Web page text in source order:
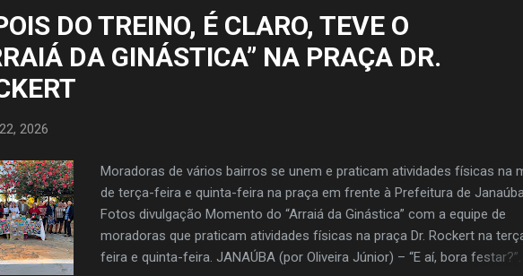
Após o roubo, os assaltantes fugiram. O fato foi repassado à Polícia
e aos demais órgãos que compõem o sistema de segurança pública. A
Polícia Militar de Minas Gerais realizou o policia...
DO TREINO, É CLARO, TEVE O
DA GINÁSTICA” NA PRAÇA DR.
2026
Moradoras de vários bairros se unem e praticam atividades físicas na
de terça-feira e quinta-feira na praça em frente à Prefeitura de
Fotos divulgação Momento do “Arraiá da Ginástica” com a equipe de
moradoras que praticam atividades físicas na praça Dr. Rockert na
feira e quinta-feira. JANAÚBA (por Oliveira Júnior) – “E aí, bora festar?”.